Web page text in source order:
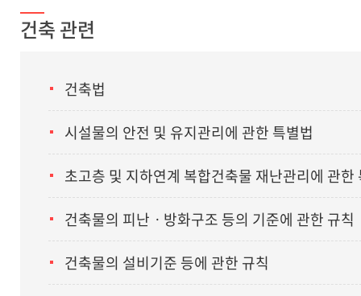
건축 관련
건축법
시설물의 안전 및 유지관리에 관한 특별법
초고층 및 지하연계 복합건축물 재난관리에 관한
건축물의 피난ㆍ방화구조 등의 기준에 관한 규칙
건축물의 설비기준 등에 관한 규칙